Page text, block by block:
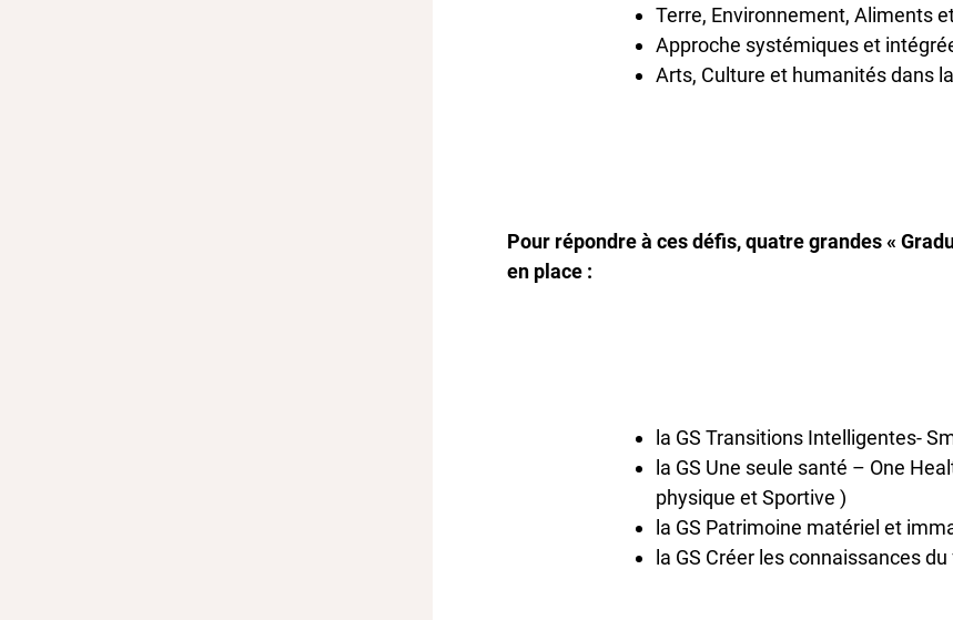
Terre, Environnement, Aliments
Approche systémiques et
Arts, Culture et humanités dans
Pour répondre à ces défis, quatre grandes «
en place :
la GS Transitions Intelligentes-
la GS Une seule santé – One
physique et Sportive )
la GS Patrimoine matériel et
la GS Créer les connaissances